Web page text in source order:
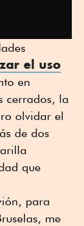
el uso
en
cerrados, la
olvidar el
de dos
que
para
me